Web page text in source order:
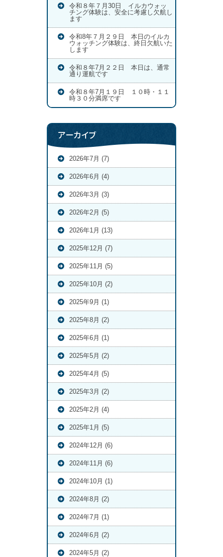
令和８年７月30日 イルカウォッ
チング体験は、安全に考慮し欠航し
ます
令和8年７月２９日 本日のイルカ
ウォッチング体験は、終日欠航いた
します
令和８年7月２２日 本日は、通常
通り運航です
令和８年7月１９日 １０時・１１
時３０分満席です
アーカイブ
2026年7月 (7)
2026年6月 (4)
2026年3月 (3)
2026年2月 (5)
2026年1月 (13)
2025年12月 (7)
2025年11月 (5)
2025年10月 (2)
2025年9月 (1)
2025年8月 (2)
2025年6月 (1)
2025年5月 (2)
2025年4月 (5)
2025年3月 (2)
2025年2月 (4)
2025年1月 (5)
2024年12月 (6)
2024年11月 (6)
2024年10月 (1)
2024年8月 (2)
2024年7月 (1)
2024年6月 (2)
2024年5月 (2)